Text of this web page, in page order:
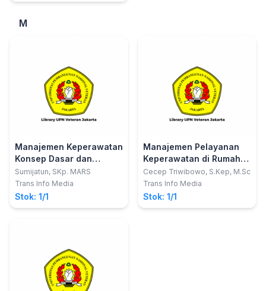
M
Manajemen Keperawatan
Konsep Dasar dan
Aplikasi Pengambilan
Keputusan Klinis
Sumijatun, SKp. MARS
Trans Info Media
Stok: 1/1
Manajemen Pelayanan
Keperawatan di Rumah
Sakit
Cecep Triwibowo, S.Kep, M.Sc
Trans Info Media
Stok: 1/1